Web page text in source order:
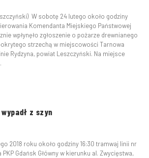
W sobotę 24 lutego około godziny
Komendanta Miejskiego Państwowej
wpłynęło zgłoszenie o pożarze drewnianego
strzechą w miejscowości Tarnowa
Rydzyna, powiat Leszczyński. Na miejsce
z szyn
2018 roku około godziny 16:30 tramwaj linii nr
Gdańsk Główny w kierunku al. Zwycięstwa,